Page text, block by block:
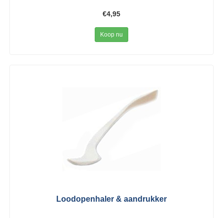
€4,95
Koop nu
Loodopenhaler & aandrukker